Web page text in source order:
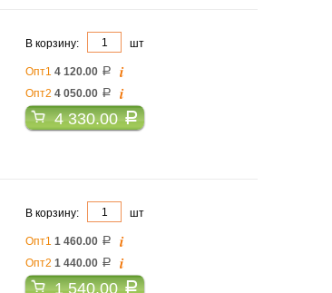
В корзину: шт
Опт1 4 120.00 a i
Опт2 4 050.00 a i
4 330.00a
В корзину: шт
Опт1 1 460.00 a i
Опт2 1 440.00 a i
1 540.00a